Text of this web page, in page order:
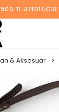
TL ÜZERI
& Aksesuar